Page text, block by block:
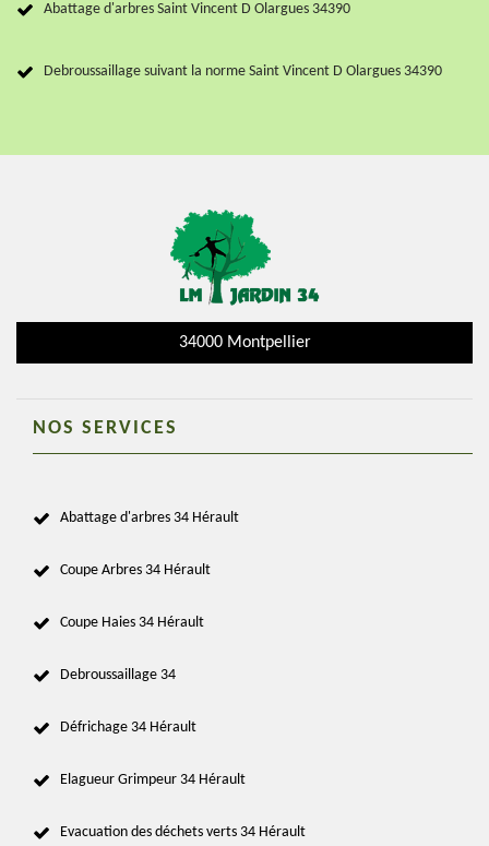
Abattage d'arbres Saint Vincent D Olargues 34390
Debroussaillage suivant la norme Saint Vincent D Olargues 34390
34000 Montpellier
NOS SERVICES
Abattage d'arbres 34 Hérault
Coupe Arbres 34 Hérault
Coupe Haies 34 Hérault
Debroussaillage 34
Défrichage 34 Hérault
Elagueur Grimpeur 34 Hérault
Evacuation des déchets verts 34 Hérault